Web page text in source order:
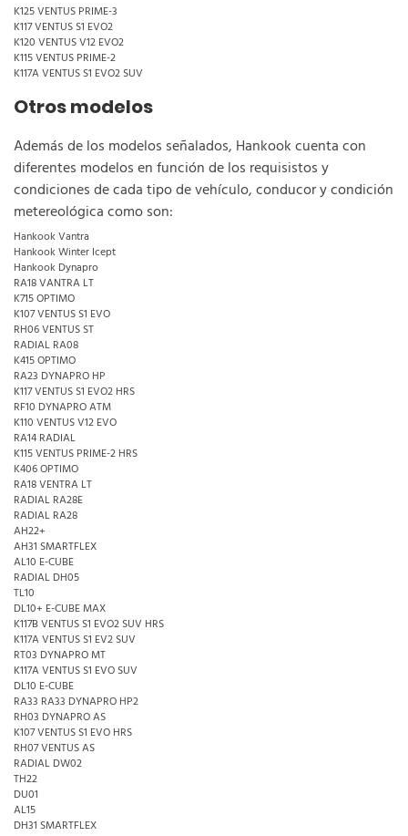
K125 VENTUS PRIME-3
K117 VENTUS S1 EVO2
K120 VENTUS V12 EVO2
K115 VENTUS PRIME-2
K117A VENTUS S1 EVO2 SUV
Otros modelos
Además de los modelos señalados, Hankook cuenta con
diferentes modelos en función de los requisistos y
condiciones de cada tipo de vehículo, conducor y condición
metereológica como son:
Hankook Vantra
Hankook Winter Icept
Hankook Dynapro
RA18 VANTRA LT
K715 OPTIMO
K107 VENTUS S1 EVO
RH06 VENTUS ST
RADIAL RA08
K415 OPTIMO
RA23 DYNAPRO HP
K117 VENTUS S1 EVO2 HRS
RF10 DYNAPRO ATM
K110 VENTUS V12 EVO
RA14 RADIAL
K115 VENTUS PRIME-2 HRS
K406 OPTIMO
RA18 VENTRA LT
RADIAL RA28E
RADIAL RA28
AH22+
AH31 SMARTFLEX
AL10 E-CUBE
RADIAL DH05
TL10
DL10+ E-CUBE MAX
K117B VENTUS S1 EVO2 SUV HRS
K117A VENTUS S1 EV2 SUV
RT03 DYNAPRO MT
K117A VENTUS S1 EVO SUV
DL10 E-CUBE
RA33 RA33 DYNAPRO HP2
RH03 DYNAPRO AS
K107 VENTUS S1 EVO HRS
RH07 VENTUS AS
RADIAL DW02
TH22
DU01
AL15
DH31 SMARTFLEX